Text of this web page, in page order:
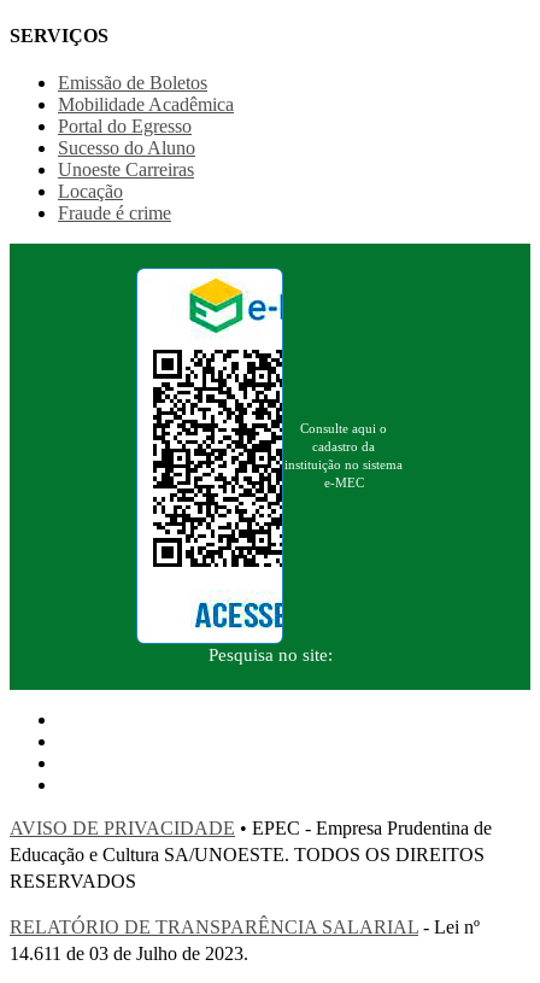
SERVIÇOS
Emissão de Boletos
Mobilidade Acadêmica
Portal do Egresso
Sucesso do Aluno
Unoeste Carreiras
Locação
Fraude é crime
Consulte aqui o
cadastro da
instituição no sistema
e-MEC
Pesquisa no site:
AVISO DE PRIVACIDADE • EPEC - Empresa Prudentina de
Educação e Cultura SA/UNOESTE. TODOS OS DIREITOS
RESERVADOS
RELATÓRIO DE TRANSPARÊNCIA SALARIAL - Lei nº
14.611 de 03 de Julho de 2023.